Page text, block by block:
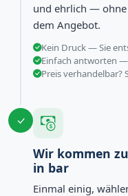
und ehrlich —
dem Angebot.
Kein Druck — Sie
Einfach antworten
Preis verhandelbar?
Wir kommen
in bar
Einmal einig,